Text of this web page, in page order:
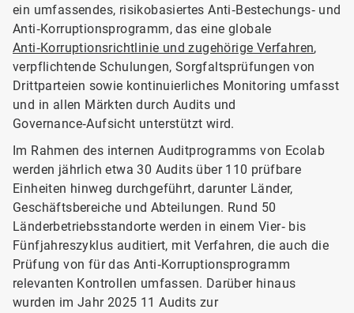
ein umfassendes, risikobasiertes Anti‑Bestechungs‑ und
Anti‑Korruptionsprogramm, das eine globale
Anti‑Korruptionsrichtlinie und zugehörige Verfahren,
verpflichtende Schulungen, Sorgfaltsprüfungen von
Drittparteien sowie kontinuierliches Monitoring umfasst
und in allen Märkten durch Audits und
Governance‑Aufsicht unterstützt wird.
Im Rahmen des internen Auditprogramms von Ecolab
werden jährlich etwa 30 Audits über 110 prüfbare
Einheiten hinweg durchgeführt, darunter Länder,
Geschäftsbereiche und Abteilungen. Rund 50
Länderbetriebsstandorte werden in einem Vier‑ bis
Fünfjahreszyklus auditiert, mit Verfahren, die auch die
Prüfung von für das Anti‑Korruptionsprogramm
relevanten Kontrollen umfassen. Darüber hinaus
wurden im Jahr 2025 11 Audits zur